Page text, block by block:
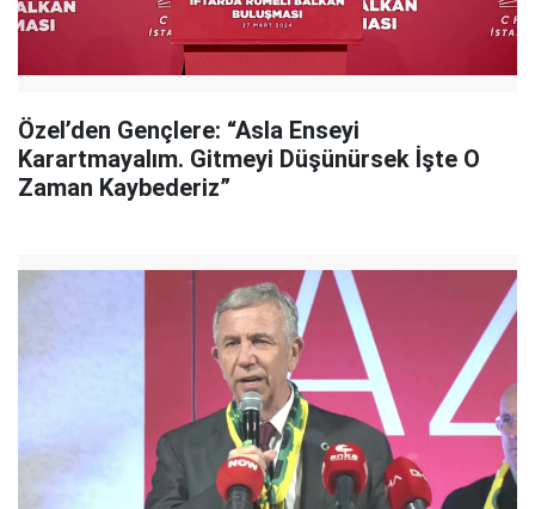
Özel’den Gençlere: “Asla Enseyi
Karartmayalım. Gitmeyi Düşünürsek İşte O
Zaman Kaybederiz”